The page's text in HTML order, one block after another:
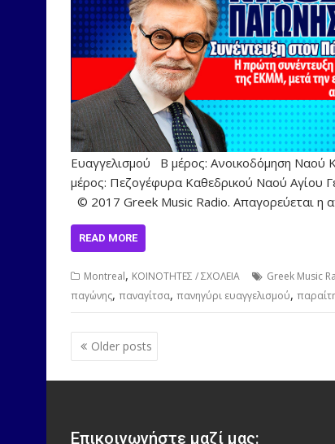
Ευαγγελισμού Β μέρος: Ανοικοδόμηση
μέρος: Πεζογέφυρα Καθεδρικού Ναού Αγίου
© 2017 Greek Music Radio. Απαγορεύεται η
READ MORE
Montreal, ΚΟΙΝΟΤΗΤΕΣ / ΣΧΟΛΕΙΑ Greek Music
παγώνης, παναγίτσα, πανηγύρι ευαγγελισμού,
Posts
navigation
Older posts
Επικοινωνήστε μαζί μας: